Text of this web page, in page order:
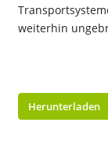
weiterhin
Herunterladen